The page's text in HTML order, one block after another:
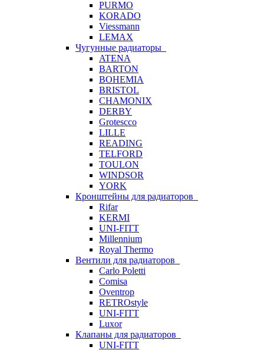
PURMO
KORADO
Viessmann
LEMAX
Чугунные радиаторы
ATENA
BARTON
BOHEMIA
BRISTOL
CHAMONIX
DERBY
Grotescco
LILLE
READING
TELFORD
TOULON
WINDSOR
YORK
Кронштейны для радиаторов
Rifar
KERMI
UNI-FITT
Millennium
Royal Thermo
Вентили для радиаторов
Carlo Poletti
Comisa
Oventrop
RETROstyle
UNI-FITT
Luxor
Клапаны для радиаторов
UNI-FITT